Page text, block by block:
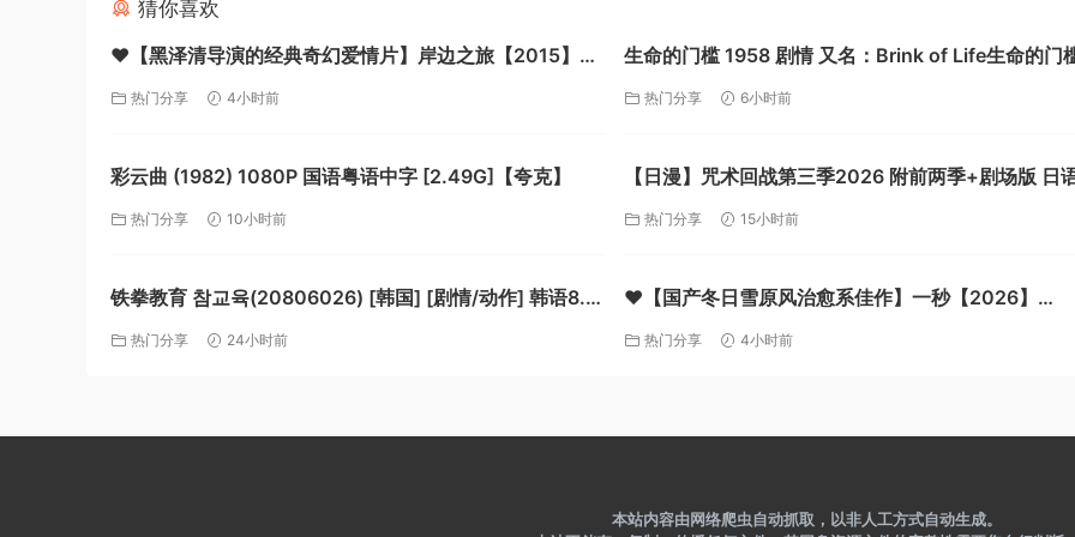
猜你喜欢
❤️【黑泽清导演的经典奇幻爱情片】岸边之旅【2015】
BD1080P [中文字幕] [2.5G]【夸克】
热门分享 4小时前
生命的门槛 1958 剧情 又名：Brink of Life生命的门
So Close to Life / 生命的门槛 / 生命的边缘【夸克】
热门分享 6小时前
彩云曲 (1982) 1080P 国语粤语中字 [2.49G]【夸克】
热门分享 10小时前
【日漫】咒术回战第三季2026 附前两季+剧场版 日语中字
动作 / 动画 / 奇幻 又名: 呪術廻戦 死滅回游 前編 / 咒术回
热门分享 15小时前
铁拳教育 참교육(20806026) [韩国] [剧情/动作] 韩语8.7
分【夸克】
热门分享 24小时前
❤️【国产冬日雪原风治愈系佳作】一秒【2026】
4K/2160P [国语中字] [2G]【夸克】
热门分享 4小时前
本站内容由网络爬虫自动抓取，以非人工方式自动生成。